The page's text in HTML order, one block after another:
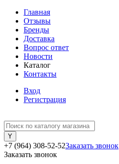
Главная
Отзывы
Бренды
Доставка
Вопрос ответ
Новости
Каталог
Контакты
Вход
Регистрация
+7 (964) 308-52-52Заказать звонок
Заказать звонок